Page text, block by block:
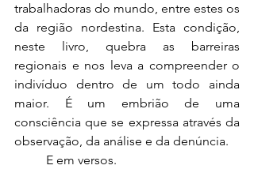
trabalhadoras do mundo, entre estes os
da região nordestina. Esta condição,
neste livro, quebra as barreiras
regionais e nos leva a compreender o
indivíduo dentro de um todo ainda
maior. É um embrião de uma
consciência que se expressa através da
observação, da análise e da denúncia.
	E em versos.